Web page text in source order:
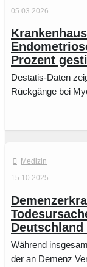
05.03.2026
Prozent
Destatis-Daten
Rückgänge bei
Medizin
15.10.2025
Während
der an Demenz